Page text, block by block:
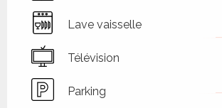
Lave vaisselle
Télévision
Parking